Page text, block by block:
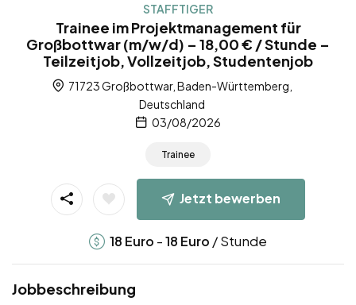
STAFFTIGER
Trainee im Projektmanagement für
Großbottwar (m/w/d) – 18,00 € / Stunde –
Teilzeitjob, Vollzeitjob, Studentenjob
71723 Großbottwar, Baden-Württemberg,
Deutschland
03/08/2026
Trainee
Jetzt bewerben
18 Euro -18 Euro / Stunde
Jobbeschreibung